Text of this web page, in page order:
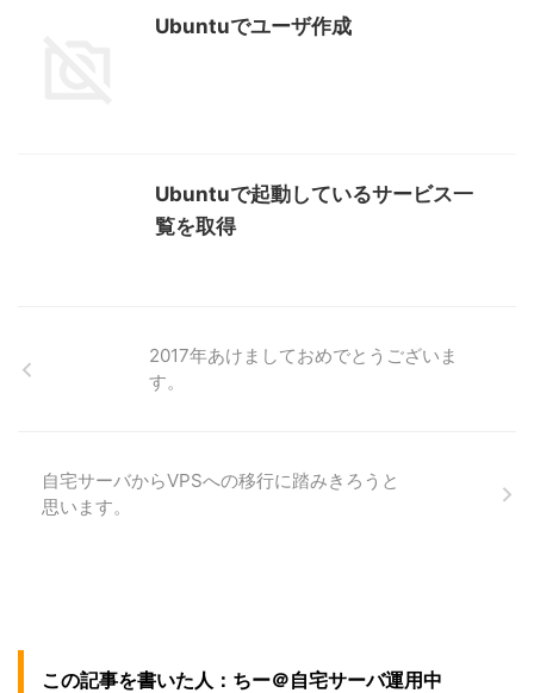
Ubuntuでユーザ作成
Ubuntuで起動しているサービス一
覧を取得
2017年あけましておめでとうございま
す。
自宅サーバからVPSへの移行に踏みきろうと
思います。
この記事を書いた人：ちー＠自宅サーバ運用中